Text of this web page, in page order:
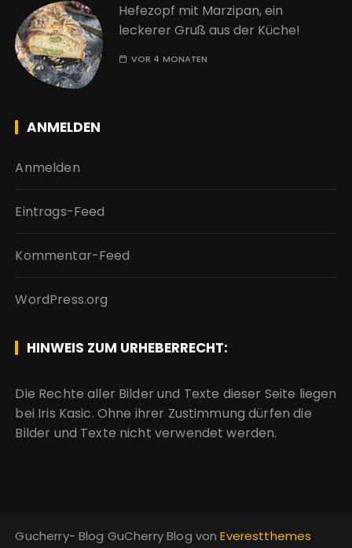
Hefezopf mit Marzipan, ein
leckerer Gruß aus der Küche!
VOR 4 MONATEN
ANMELDEN
Anmelden
Eintrags-Feed
Kommentar-Feed
WordPress.org
HINWEIS ZUM URHEBERRECHT:
Die Rechte aller Bilder und Texte dieser Seite liegen
bei Iris Kasic. Ohne ihrer Zustimmung dürfen die
Bilder und Texte nicht verwendet werden.
Gucherry- Blog GuCherry Blog vonEverestthemes